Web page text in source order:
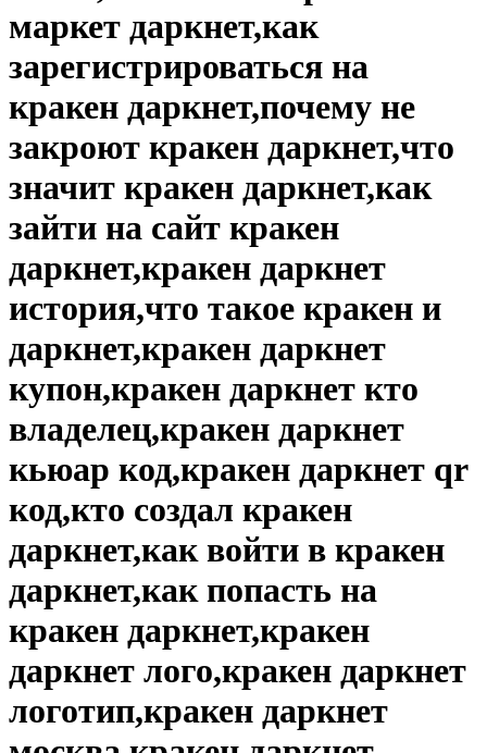
маркет даркнет,как
зарегистрироваться на
кракен даркнет,почему не
закроют кракен даркнет,что
значит кракен даркнет,как
зайти на сайт кракен
даркнет,кракен даркнет
история,что такое кракен и
даркнет,кракен даркнет
купон,кракен даркнет кто
владелец,кракен даркнет
кьюар код,кракен даркнет qr
код,кто создал кракен
даркнет,как войти в кракен
даркнет,как попасть на
кракен даркнет,кракен
даркнет лого,кракен даркнет
логотип,кракен даркнет